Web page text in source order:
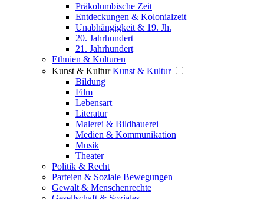
Präkolumbische Zeit
Entdeckungen & Kolonialzeit
Unabhängigkeit & 19. Jh.
20. Jahrhundert
21. Jahrhundert
Ethnien & Kulturen
Kunst & Kultur Kunst & Kultur
Bildung
Film
Lebensart
Literatur
Malerei & Bildhauerei
Medien & Kommunikation
Musik
Theater
Politik & Recht
Parteien & Soziale Bewegungen
Gewalt & Menschenrechte